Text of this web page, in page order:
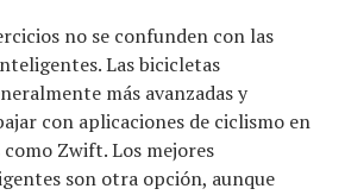
no se confunden con las
Las bicicletas
más avanzadas y
con aplicaciones de ciclismo en
Zwift. Los mejores
son otra opción, aunque